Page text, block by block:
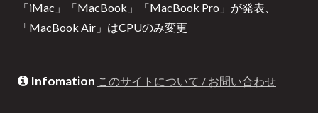
「iMac」「MacBook」「MacBook Pro」が発表、
「MacBook Air」はCPUのみ変更
Infomation このサイトについて / お問い合わせ